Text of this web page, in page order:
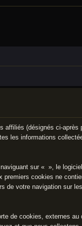
(désignés ci-
les informations
sur « », le
cookies ne
de votre navigation
de cookies, externes